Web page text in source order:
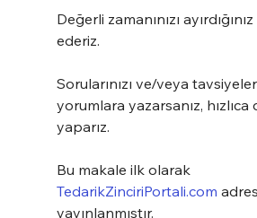
Değerli zamanınızı
ederiz.
Sorularınızı ve/veya
yorumlara yazarsanız, hızlıca
yaparız.
Bu makale ilk olarak
TedarikZinciriPortali.com
yayınlanmıştır.